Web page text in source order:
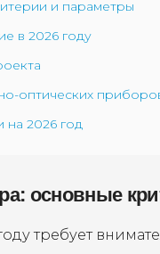
и параметры
в 2026 году
оптических
на 2026 год
основные
требует